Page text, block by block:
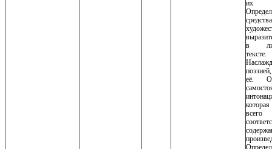
их
средства
в
тексте.
её.
всего